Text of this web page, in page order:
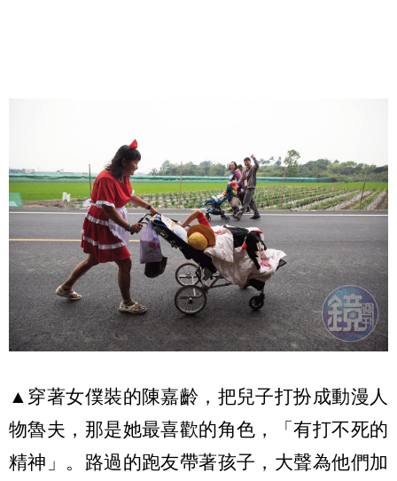
▲穿著女僕裝的陳嘉齡，把兒子打扮成動漫人
物魯夫，那是她最喜歡的角色，「有打不死的
精神」。路過的跑友帶著孩子，大聲為他們加